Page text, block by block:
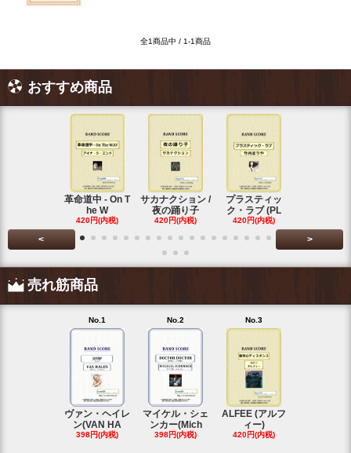
全1商品中 / 1-1商品
おすすめ商品
革命道中 - On T
he W
420円(内税)
サカナクション /
夜の踊り子
420円(内税)
プラスティッ
ク・ラブ (PL
420円(内税)
< >
売れ筋商品
No.1
ヴァン・ヘイレ
ン(VAN HA
398円(内税)
No.2
マイケル・シェ
ンカー(Mich
398円(内税)
No.3
ALFEE (アルフ
ィー)
420円(内税)